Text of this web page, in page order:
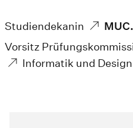
Studiendekanin
Vorsitz
Informatik und Design